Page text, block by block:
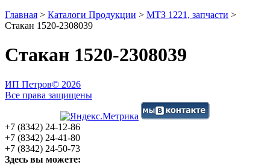
Главная > Каталоги Продукции > МТЗ 1221, запчасти >
Стакан 1520-2308039
Стакан 1520-2308039
ИП Петров© 2026
Все права защищены
+7 (8342) 24-12-86
+7 (8342) 24-41-80
+7 (8342) 24-50-73
Здесь вы можете: